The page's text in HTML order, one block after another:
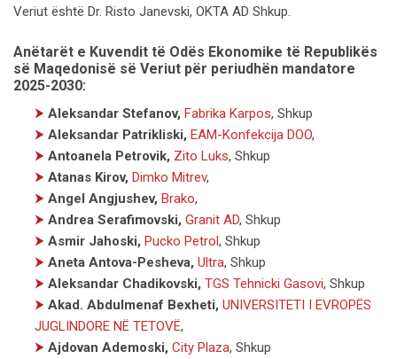
Veriut është Dr. Risto Janevski, OKTA AD Shkup.
Anëtarët e Kuvendit të Odës Ekonomike të Republikës
së Maqedonisë së Veriut për periudhën mandatore
2025-2030:
⮞ Aleksandar Stefanov, Fabrika Karpos, Shkup
⮞ Aleksandar Patrikliski, EAM-Konfekcija DOO,
⮞ Antoanela Petrovik, Zito Luks, Shkup
⮞ Atanas Kirov, Dimko Mitrev,
⮞ Angel Angjushev, Brako,
⮞ Andrea Serafimovski, Granit AD, Shkup
⮞ Asmir Jahoski, Pucko Petrol, Shkup
⮞ Aneta Antova-Pesheva, Ultra, Shkup
⮞ Aleksandar Chadikovski, TGS Tehnicki Gasovi, Shkup
⮞ Akad. Abdulmenaf Bexheti, UNIVERSITETI I EVROPËS
JUGLINDORE NË TETOVË,
⮞ Ajdovan Ademoski, City Plaza, Shkup